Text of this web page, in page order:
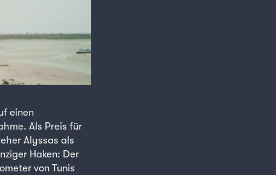
einen
Als Preis für
Alyssas als
Haken: Der
von Tunis